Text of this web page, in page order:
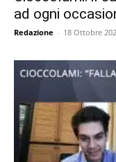
ad ogni
Redazione - 18 Ottobre